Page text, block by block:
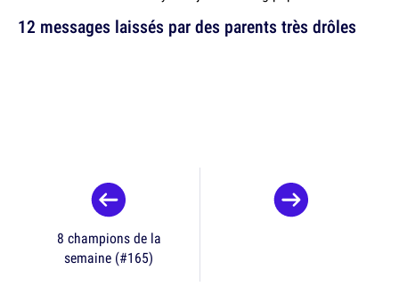
12 messages laissés par des parents très drôles
8 champions de la
semaine (#165)